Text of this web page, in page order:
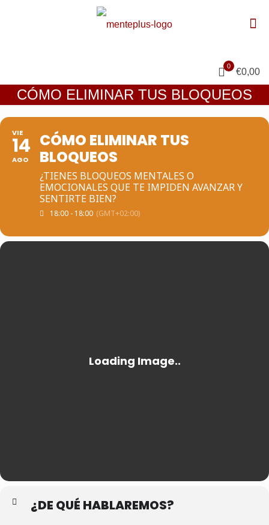
0
€0,00
CÓMO ELIMINAR TUS BLOQUEOS
VIE
14
AGO
CÓMO ELIMINAR TUS
BLOQUEOS
¿TIENES BLOQUEOS MENTALES O
EMOCIONALES QUE TE IMPIDEN AVANZAR Y
SENTIRTE BIEN?
18:00 - 18:00 (GMT+02:00)
¿DE QUÉ HABLAREMOS?